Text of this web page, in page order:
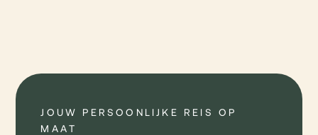
JOUW PERSOONLIJKE REIS OP
MAAT